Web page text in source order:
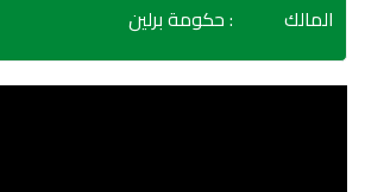
المالك : حكومة برلين